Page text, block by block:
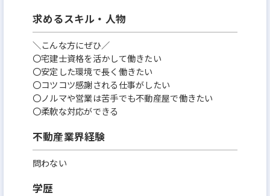
求めるスキル・人物
＼こんな方にぜひ／
〇宅建士資格を活かして働きたい
〇安定した環境で長く働きたい
〇コツコツ感謝される仕事がしたい
〇ノルマや営業は苦手でも不動産屋で働きたい
〇柔軟な対応ができる
不動産業界経験
問わない
学歴